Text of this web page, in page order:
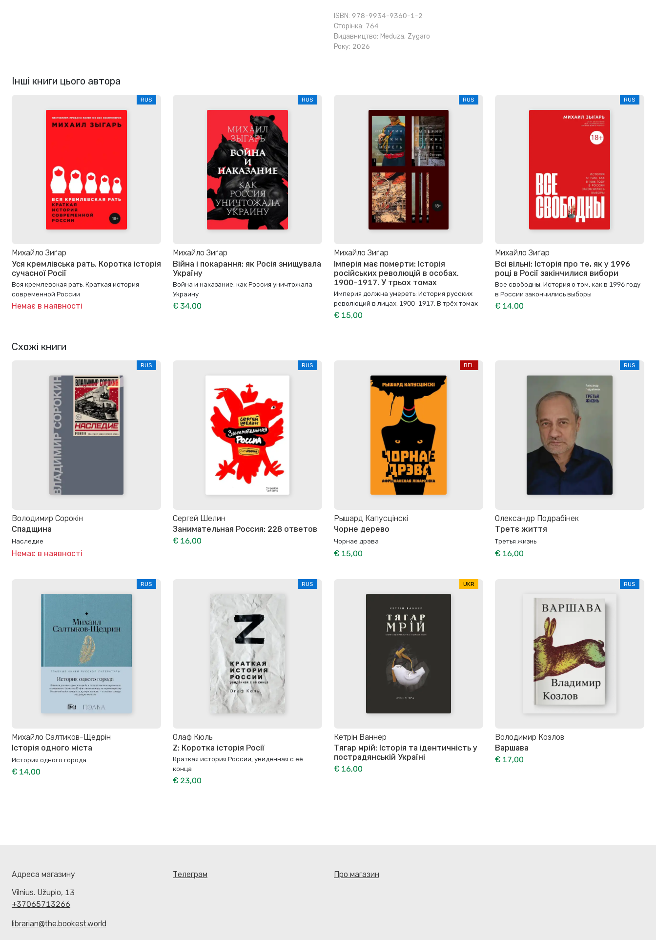
ISBN: 978-9934-9360-1-2
Сторінка: 764
Видавництво: Meduza, Zygaro
Року: 2026
Інші книги цього автора
RUS
Михайло Зиґар
Уся кремлівська рать. Коротка історія
сучасної Росії
Вся кремлевская рать. Краткая история
современной России
Немає в наявності
RUS
Михайло Зиґар
Війна і покарання: як Росія знищувала
Україну
Война и наказание: как Россия уничтожала
Украину
€ 34,00
RUS
Михайло Зиґар
Імперія має померти: Історія
російських революцій в особах.
1900–1917. У трьох томах
Империя должна умереть: История русских
революций в лицах. 1900-1917. В трёх томах
€ 15,00
RUS
Михайло Зиґар
Всі вільні: Історія про те, як у 1996
році в Росії закінчилися вибори
Все свободны: История о том, как в 1996 году
в России закончились выборы
€ 14,00
Схожі книги
RUS
Володимир Сорокін
Спадщина
Наследие
Немає в наявності
RUS
Сергей Шелин
Занимательная Россия: 228 ответов
€ 16,00
BEL
Рышард Капусцінскі
Чорне дерево
Чорнае дрэва
€ 15,00
RUS
Олександр Подрабінек
Третє життя
Третья жизнь
€ 16,00
RUS
Михайло Салтиков-Щедрін
Історія одного міста
История одного города
€ 14,00
RUS
Олаф Кюль
Z: Коротка історія Росії
Краткая история России, увиденная с её
конца
€ 23,00
UKR
Кетрін Ваннер
Тягар мрій: Історія та ідентичність у
пострадянській Україні
€ 16,00
RUS
Володимир Козлов
Варшава
€ 17,00
Адреса магазину
Vilnius. Užupio, 13
+37065713266
librarian@the.bookest.world
Телеграм Про магазин